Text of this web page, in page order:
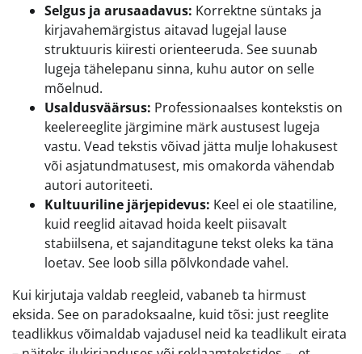
Selgus ja arusaadavus: Korrektne süntaks ja
kirjavahemärgistus aitavad lugejal lause
struktuuris kiiresti orienteeruda. See suunab
lugeja tähelepanu sinna, kuhu autor on selle
mõelnud.
Usaldusväärsus: Professionaalses kontekstis on
keelereeglite järgimine märk austusest lugeja
vastu. Vead tekstis võivad jätta mulje lohakusest
või asjatundmatusest, mis omakorda vähendab
autori autoriteeti.
Kultuuriline järjepidevus: Keel ei ole staatiline,
kuid reeglid aitavad hoida keelt piisavalt
stabiilsena, et sajanditagune tekst oleks ka täna
loetav. See loob silla põlvkondade vahel.
Kui kirjutaja valdab reegleid, vabaneb ta hirmust
eksida. See on paradoksaalne, kuid tõsi: just reeglite
teadlikkus võimaldab vajadusel neid ka teadlikult eirata